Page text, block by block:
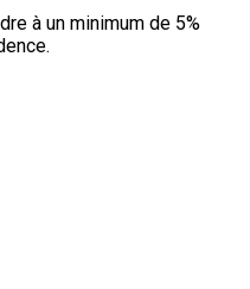
à un minimum de 5%